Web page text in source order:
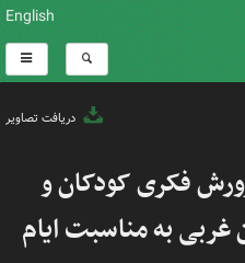
English
دریافت تصاویر
فکری کودکان و
غربی به مناسبت ایام